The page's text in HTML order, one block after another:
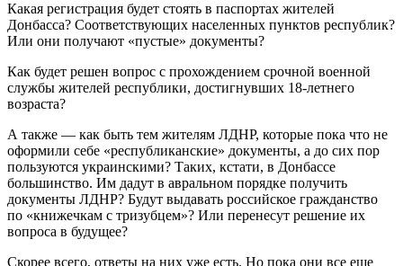
Какая регистрация будет стоять в паспортах жителей
Донбасса? Соответствующих населенных пунктов республик?
Или они получают «пустые» документы?
Как будет решен вопрос с прохождением срочной военной
службы жителей республики, достигнувших 18-летнего
возраста?
А также — как быть тем жителям ЛДНР, которые пока что не
оформили себе «республиканские» документы, а до сих пор
пользуются украинскими? Таких, кстати, в Донбассе
большинство. Им дадут в авральном порядке получить
документы ЛДНР? Будут выдавать российское гражданство
по «книжечкам с тризубцем»? Или перенесут решение их
вопроса в будущее?
Скорее всего, ответы на них уже есть. Но пока они все еще